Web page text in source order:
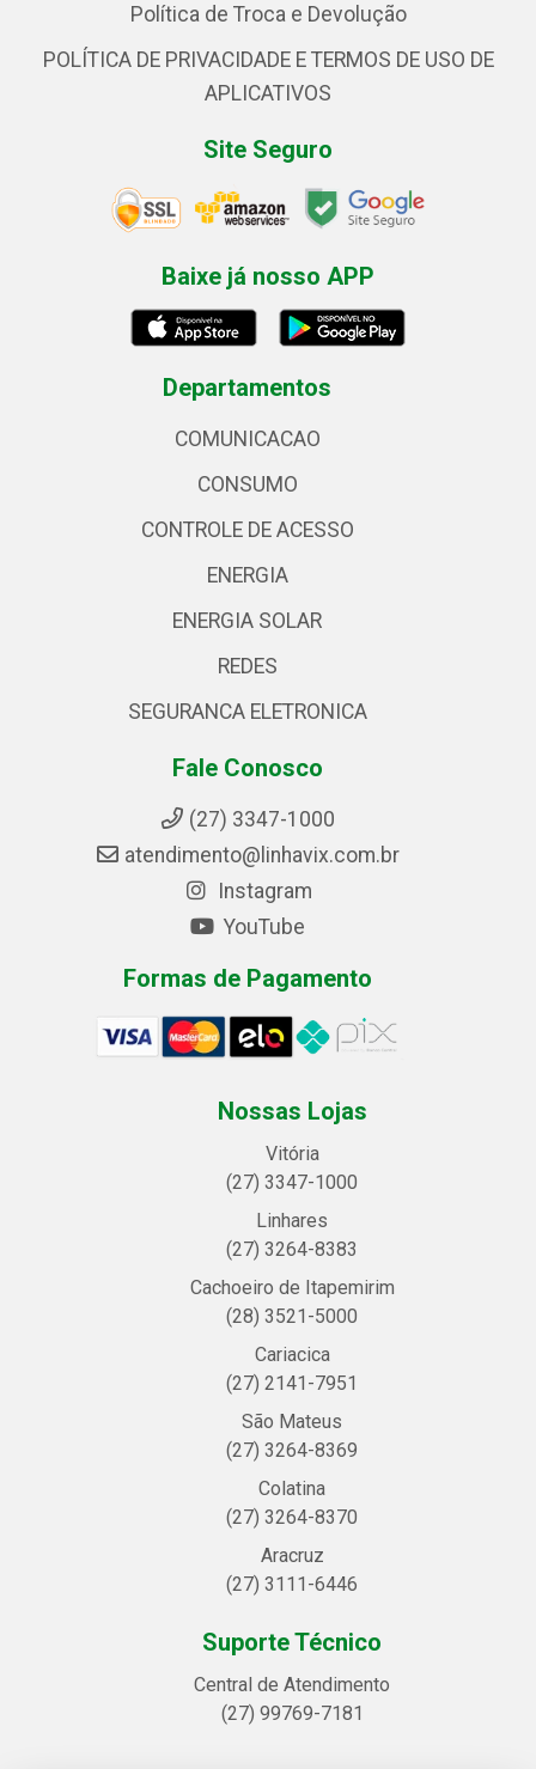
Política de Troca e Devolução
POLÍTICA DE PRIVACIDADE E TERMOS DE USO DE
APLICATIVOS
Site Seguro
Baixe já nosso APP
Departamentos
COMUNICACAO
CONSUMO
CONTROLE DE ACESSO
ENERGIA
ENERGIA SOLAR
REDES
SEGURANCA ELETRONICA
Fale Conosco
(27) 3347-1000
atendimento@linhavix.com.br
Instagram
YouTube
Formas de Pagamento
Nossas Lojas
Vitória
(27) 3347-1000
Linhares
(27) 3264-8383
Cachoeiro de Itapemirim
(28) 3521-5000
Cariacica
(27) 2141-7951
São Mateus
(27) 3264-8369
Colatina
(27) 3264-8370
Aracruz
(27) 3111-6446
Suporte Técnico
Central de Atendimento
(27) 99769-7181